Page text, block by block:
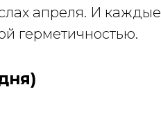
апреля. И каждые
герметичностью.